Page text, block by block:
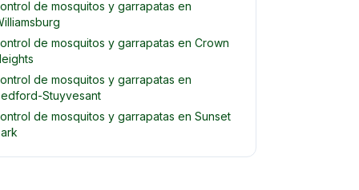
de mosquitos y garrapatas en
de mosquitos y garrapatas en Crown
de mosquitos y garrapatas en
Stuyvesant
de mosquitos y garrapatas en Sunset